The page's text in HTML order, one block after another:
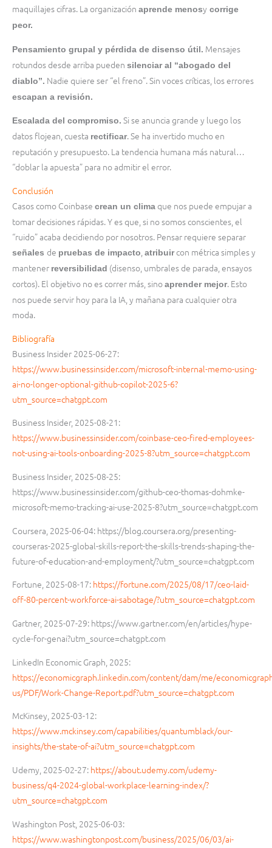
maquillajes cifras. La organización aprende menosy corrige
peor.
Pensamiento grupal y pérdida de disenso útil. Mensajes
rotundos desde arriba pueden silenciar al “abogado del
diablo”. Nadie quiere ser “el freno”. Sin voces críticas, los errores
escapan a revisión.
Escalada del compromiso. Si se anuncia grande y luego los
datos flojean, cuesta rectificar. Se ha invertido mucho en
reputación y presupuesto. La tendencia humana más natural…
“doblar la apuesta” para no admitir el error.
Conclusión
Casos como Coinbase crean un clima que nos puede empujar a
tomar decisiones rápidas. Y es que, si no somos conscientes, el
“ruido” acaba decidiendo por nosotros. Pensar requiere separar
señales de pruebas de impacto, atribuircon métrica simples y
mantener reversibilidad (disenso, umbrales de parada, ensayos
cortos). El objetivo no es correr más, sino aprender mejor. Esto
nos puede servir hoy para la IA, y mañana para cualquier otra
moda.
Bibliografía
Business Insider 2025-06-27:
https://www.businessinsider.com/microsoft-internal-memo-using-
ai-no-longer-optional-github-copilot-2025-6?
utm_source=chatgpt.com
Business Insider, 2025-08-21:
https://www.businessinsider.com/coinbase-ceo-fired-employees-
not-using-ai-tools-onboarding-2025-8?utm_source=chatgpt.com
Business Insider, 2025-08-25:
https://www.businessinsider.com/github-ceo-thomas-dohmke-
microsoft-memo-tracking-ai-use-2025-8?utm_source=chatgpt.com
Coursera, 2025-06-04: https://blog.coursera.org/presenting-
courseras-2025-global-skills-report-the-skills-trends-shaping-the-
future-of-education-and-employment/?utm_source=chatgpt.com
Fortune, 2025-08-17: https://fortune.com/2025/08/17/ceo-laid-
off-80-percent-workforce-ai-sabotage/?utm_source=chatgpt.com
Gartner, 2025-07-29: https://www.gartner.com/en/articles/hype-
cycle-for-genai?utm_source=chatgpt.com
LinkedIn Economic Graph, 2025:
https://economicgraph.linkedin.com/content/dam/me/
us/PDF/Work-Change-Report.pdf?utm_source=chatgpt.com
McKinsey, 2025-03-12:
https://www.mckinsey.com/capabilities/quantumblack/our-
insights/the-state-of-ai?utm_source=chatgpt.com
Udemy, 2025-02-27: https://about.udemy.com/udemy-
business/q4-2024-global-workplace-learning-index/?
utm_source=chatgpt.com
Washington Post, 2025-06-03:
https://www.washingtonpost.com/business/2025/06/03/ai-